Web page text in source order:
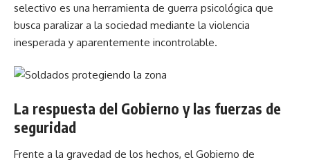
selectivo es una herramienta de guerra psicológica que
busca paralizar a la sociedad mediante la violencia
inesperada y aparentemente incontrolable.
La respuesta del Gobierno y las fuerzas de
seguridad
Frente a la gravedad de los hechos, el Gobierno de